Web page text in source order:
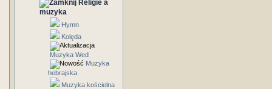
Religie a
muzyka
Hymn
Kolęda
Muzyka Wed
Muzyka
hebrajska
Muzyka kościelna